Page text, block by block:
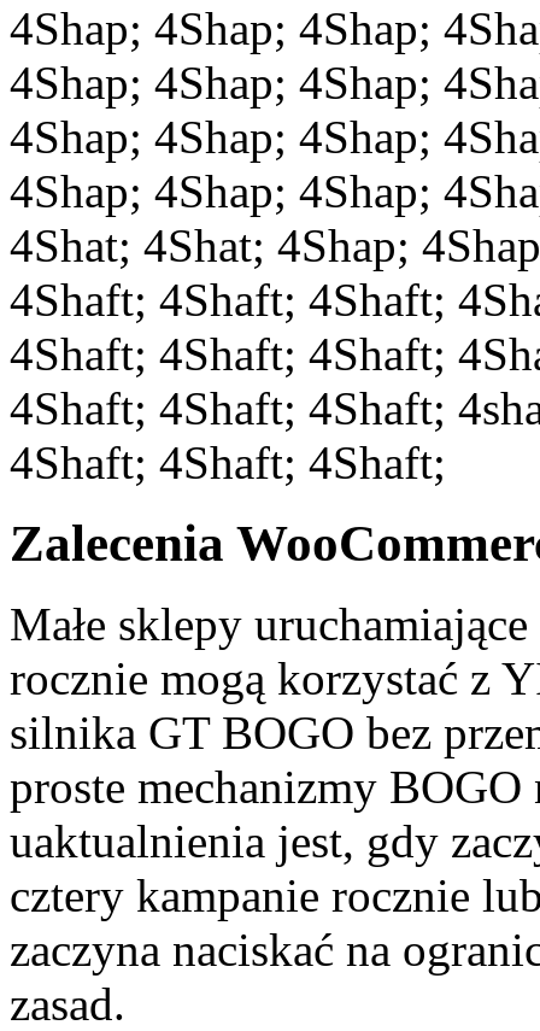
4Shap; 4Shap; 4Shap;
4Shap; 4Shap; 4Shap;
4Shap; 4Shap; 4Shap;
4Shap; 4Shap; 4Shap;
4Shat; 4Shat; 4Shap;
4Shaft; 4Shaft; 4Shaft;
4Shaft; 4Shaft; 4Shaft;
4Shaft; 4Shaft; 4Shaft;
4Shaft; 4Shaft; 4Shaft;
Zalecenia
Małe sklepy
rocznie mogą korzystać z
silnika GT BOGO bez
proste mechanizmy BOGO
uaktualnienia jest, gdy
cztery kampanie rocznie
zaczyna naciskać na
zasad.